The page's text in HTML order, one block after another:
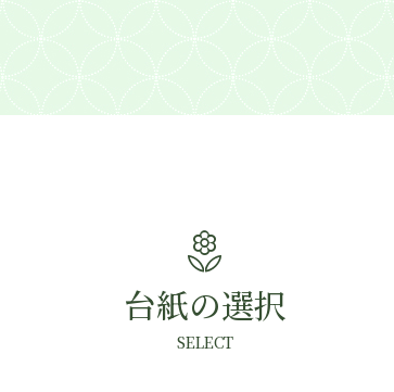
local_florist
台紙の選択
SELECT